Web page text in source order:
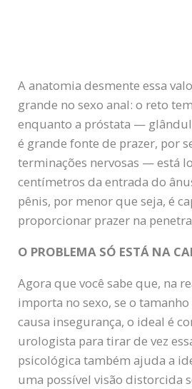
A anatomia desmente essa
grande no sexo anal: o reto
enquanto a próstata —
é grande fonte de prazer, por
terminações nervosas — está
centímetros da entrada do
pênis, por menor que seja, é
proporcionar prazer na
O PROBLEMA SÓ ESTÁ NA
Agora que você sabe que, na
importa no sexo, se o
causa insegurança, o ideal é
urologista para tirar de vez
psicológica também ajuda a
uma possível visão distorcida